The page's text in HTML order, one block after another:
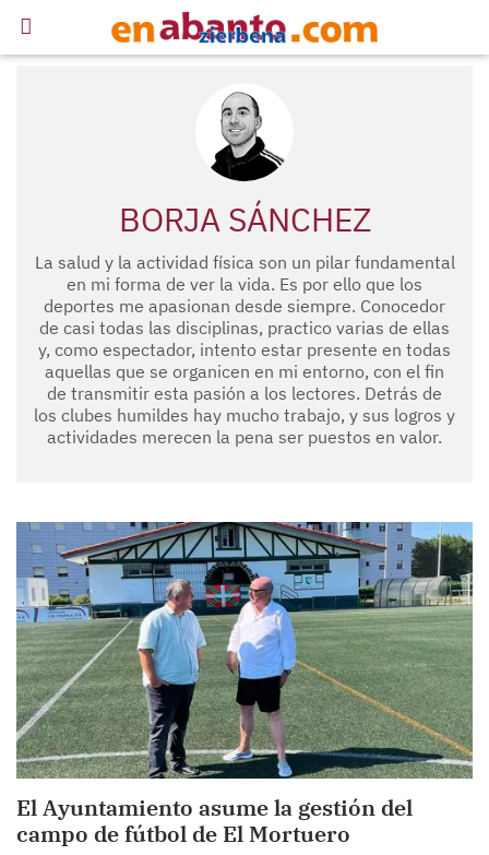
BORJA SÁNCHEZ
La salud y la actividad física son un pilar fundamental
en mi forma de ver la vida. Es por ello que los
deportes me apasionan desde siempre. Conocedor
de casi todas las disciplinas, practico varias de ellas
y, como espectador, intento estar presente en todas
aquellas que se organicen en mi entorno, con el fin
de transmitir esta pasión a los lectores. Detrás de
los clubes humildes hay mucho trabajo, y sus logros y
actividades merecen la pena ser puestos en valor.
El Ayuntamiento asume la gestión del
campo de fútbol de El Mortuero